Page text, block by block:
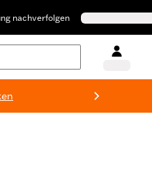
nachverfolgen